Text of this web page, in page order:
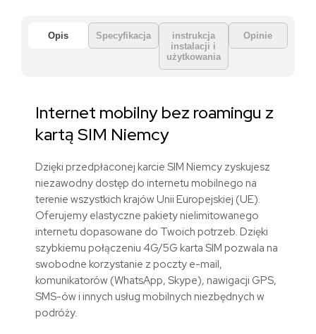
Opis Specyfikacja
instrukcja
instalacji i
użytkowania
Opinie
Internet mobilny bez roamingu z
kartąSIM Niemcy
Dzięki przedpłaconej karcie SIM Niemcy zyskujesz
niezawodny dostęp do internetu mobilnego na
terenie wszystkich krajów Unii Europejskiej (UE).
Oferujemy elastyczne pakiety nielimitowanego
internetu dopasowane do Twoich potrzeb. Dzięki
szybkiemu połączeniu 4G/5G karta SIM pozwala na
swobodne korzystanie z poczty e-mail,
komunikatorów (WhatsApp, Skype), nawigacji GPS,
SMS-ów i innych usług mobilnych niezbędnych w
podróży.